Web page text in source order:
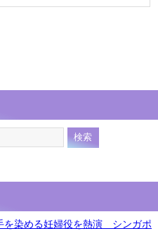
を染める妊婦役を熱演 シンガポ